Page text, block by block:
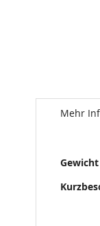
zum
AnfangMehr
Mehr
Gewicht